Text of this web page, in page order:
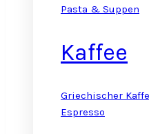
Pasta & Suppen
Kaffee
Griechischer
Espresso